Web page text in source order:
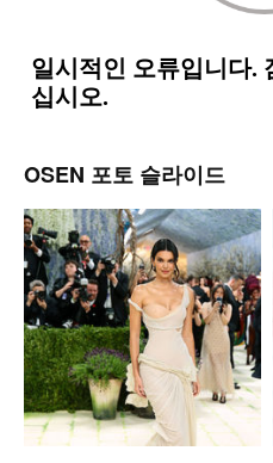
OSEN 포토 슬라이드